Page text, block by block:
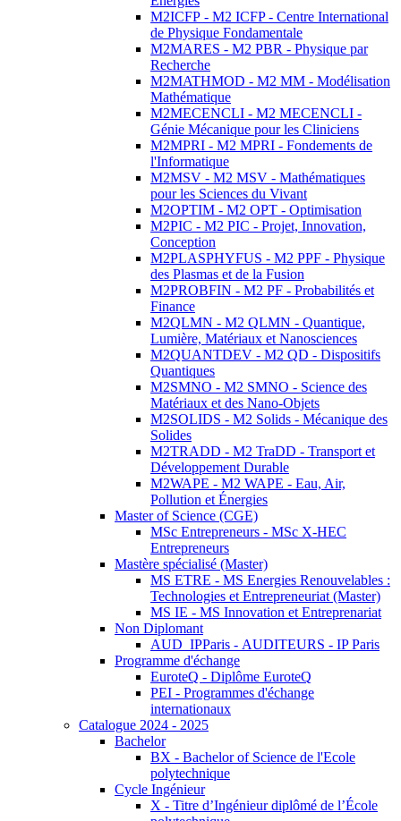
M2ICFP - M2 ICFP - Centre International
de Physique Fondamentale
M2MARES - M2 PBR - Physique par
Recherche
M2MATHMOD - M2 MM - Modélisation
Mathématique
M2MECENCLI - M2 MECENCLI -
Génie Mécanique pour les Cliniciens
M2MPRI - M2 MPRI - Fondements de
l'Informatique
M2MSV - M2 MSV - Mathématiques
pour les Sciences du Vivant
M2OPTIM - M2 OPT - Optimisation
M2PIC - M2 PIC - Projet, Innovation,
Conception
M2PLASPHYFUS - M2 PPF - Physique
des Plasmas et de la Fusion
M2PROBFIN - M2 PF - Probabilités et
Finance
M2QLMN - M2 QLMN - Quantique,
Lumière, Matériaux et Nanosciences
M2QUANTDEV - M2 QD - Dispositifs
Quantiques
M2SMNO - M2 SMNO - Science des
Matériaux et des Nano-Objets
M2SOLIDS - M2 Solids - Mécanique des
Solides
M2TRADD - M2 TraDD - Transport et
Développement Durable
M2WAPE - M2 WAPE - Eau, Air,
Pollution et Énergies
Master of Science (CGE)
MSc Entrepreneurs - MSc X-HEC
Entrepreneurs
Mastère spécialisé (Master)
MS ETRE - MS Energies Renouvelables :
Technologies et Entrepreneuriat (Master)
MS IE - MS Innovation et Entreprenariat
Non Diplomant
AUD_IPParis - AUDITEURS - IP Paris
Programme d'échange
EuroteQ - Diplôme EuroteQ
PEI - Programmes d'échange
internationaux
Catalogue 2024 - 2025
Bachelor
BX - Bachelor of Science de l'Ecole
polytechnique
Cycle Ingénieur
X - Titre d’Ingénieur diplômé de l’École